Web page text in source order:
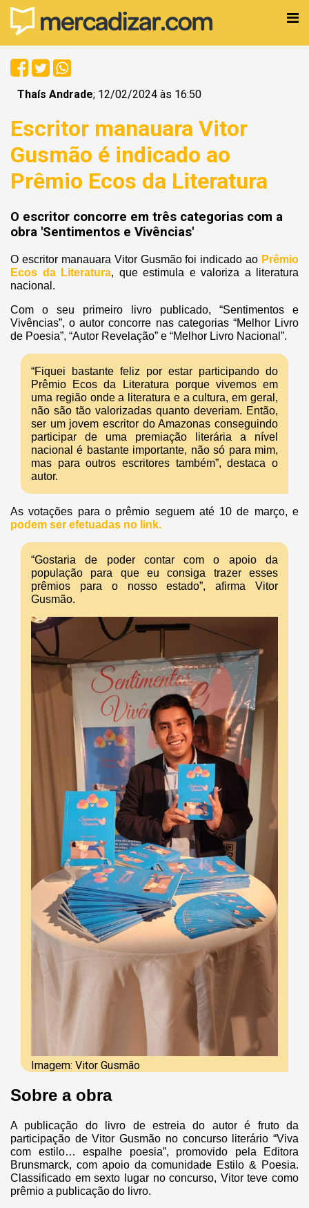
Thaís Andrade; 12/02/2024 às 16:50
Escritor manauara Vitor
Gusmão é indicado ao
Prêmio Ecos da Literatura
O escritor concorre em três categorias com a
obra 'Sentimentos e Vivências'
O escritor manauara Vitor Gusmão foi indicado ao Prêmio
Ecos da Literatura, que estimula e valoriza a literatura
nacional.
Com o seu primeiro livro publicado, “Sentimentos e
Vivências”, o autor concorre nas categorias “Melhor Livro
de Poesia”, “Autor Revelação” e “Melhor Livro Nacional”.
“Fiquei bastante feliz por estar participando do
Prêmio Ecos da Literatura porque vivemos em
uma região onde a literatura e a cultura, em geral,
não são tão valorizadas quanto deveriam. Então,
ser um jovem escritor do Amazonas conseguindo
participar de uma premiação literária a nível
nacional é bastante importante, não só para mim,
mas para outros escritores também”, destaca o
autor.
As votações para o prêmio seguem até 10 de março, e
podem ser efetuadas no link.
“Gostaria de poder contar com o apoio da
população para que eu consiga trazer esses
prêmios para o nosso estado”, afirma Vitor
Gusmão.
Imagem: Vitor Gusmão
Sobre a obra
A publicação do livro de estreia do autor é fruto da
participação de Vitor Gusmão no concurso literário “Viva
com estilo… espalhe poesia”, promovido pela Editora
Brunsmarck, com apoio da comunidade Estilo & Poesia.
Classificado em sexto lugar no concurso, Vitor teve como
prêmio a publicação do livro.